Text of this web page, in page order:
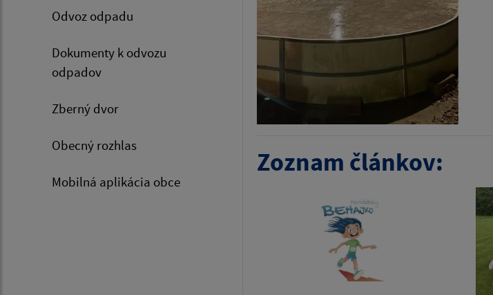
Odvoz odpadu
Dokumenty k odvozu
odpadov
Zberný dvor
Obecný rozhlas
Mobilná aplikácia obce
Zoznam článkov: